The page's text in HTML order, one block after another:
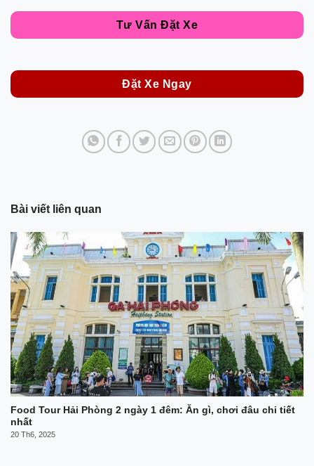
Tư Vấn Đặt Xe
Đặt Xe Ngay
Bài viết liên quan
Food Tour Hải Phòng 2 ngày 1 đêm: Ăn gì, chơi đâu chi tiết
nhất
20 Th6, 2025